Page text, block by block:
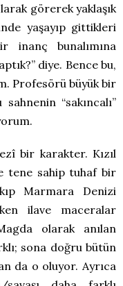
görerek yaklaşık
yaşayıp gittikleri
inanç bunalımına
diye. Bence bu,
Profesörü büyük bir
“sakıncalı”
bir karakter. Kızıl
tene sahip tuhaf bir
Marmara Denizi
ilave maceralar
olarak anılan
sona doğru bütün
da o oluyor. Ayrıca